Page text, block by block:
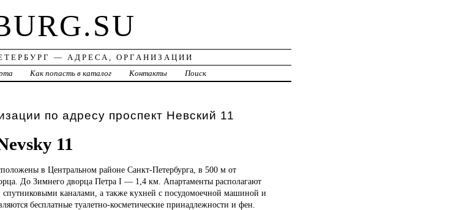
— АДРЕСА, ОРГАНИЗАЦИИ
Как попасть в каталог Контакты Поиск
по адресу проспект Невский 11
11
в Центральном районе Санкт-Петербурга, в 500 м от
До Зимнего дворца Петра I — 1,4 км. Апартаменты располагают
каналами, а также кухней с посудомоечной машиной и
бесплатные туалетно-косметические принадлежности и фен.